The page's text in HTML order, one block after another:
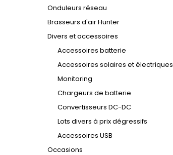
Onduleurs réseau
Brasseurs d'air Hunter
Divers et accessoires
Accessoires batterie
Accessoires solaires et électriques
Monitoring
Chargeurs de batterie
Convertisseurs DC-DC
Lots divers à prix dégressifs
Accessoires USB
Occasions